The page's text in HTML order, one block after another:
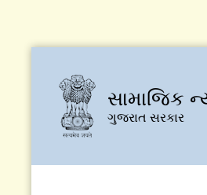
સામાજિક
ગુજરાત સરકાર